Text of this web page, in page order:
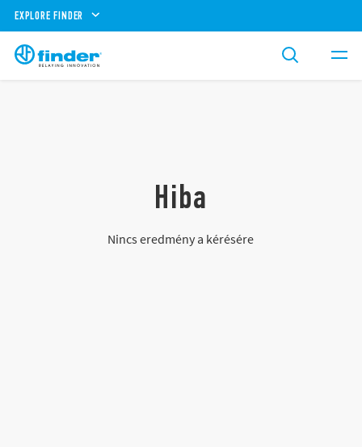
EXPLORE FINDER
Hiba
Nincs eredmény a kérésére